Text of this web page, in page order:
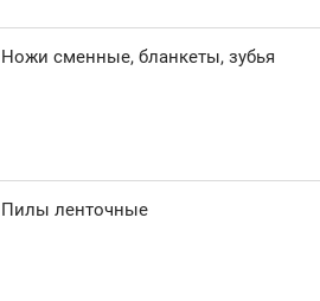
Ножи сменные, бланкеты, зубья
Пилы ленточные